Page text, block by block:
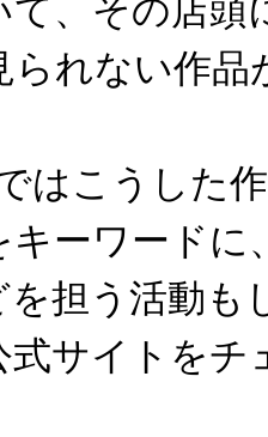
て、その店
られない作
はこうした
キーワード
を担う活動も
式サイトをチ